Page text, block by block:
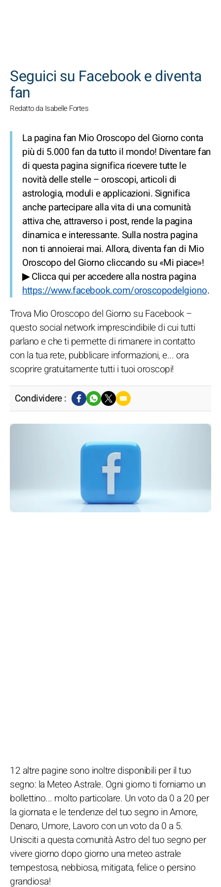
Seguici su Facebook e diventa
fan
Redatto da Isabelle Fortes
La pagina fan Mio Oroscopo del Giorno conta
più di 5.000 fan da tutto il mondo! Diventare fan
di questa pagina significa ricevere tutte le
novità delle stelle – oroscopi, articoli di
astrologia, moduli e applicazioni. Significa
anche partecipare alla vita di una comunità
attiva che, attraverso i post, rende la pagina
dinamica e interessante. Sulla nostra pagina
non ti annoierai mai. Allora, diventa fan di Mio
Oroscopo del Giorno cliccando su «Mi piace»!
▶ Clicca qui per accedere alla nostra pagina
https://www.facebook.com/oroscopodelgiono.
Trova Mio Oroscopo del Giorno su Facebook –
questo social network imprescindibile di cui tutti
parlano e che ti permette di rimanere in contatto
con la tua rete, pubblicare informazioni, e... ora
scoprire gratuitamente tutti i tuoi oroscopi!
Condividere :
12 altre pagine sono inoltre disponibili per il tuo
segno: la Meteo Astrale. Ogni giorno ti forniamo un
bollettino... molto particolare. Un voto da 0 a 20 per
la giornata e le tendenze del tuo segno in Amore,
Denaro, Umore, Lavoro con un voto da 0 a 5.
Unisciti a questa comunità Astro del tuo segno per
vivere giorno dopo giorno una meteo astrale
tempestosa, nebbiosa, mitigata, felice o persino
grandiosa!